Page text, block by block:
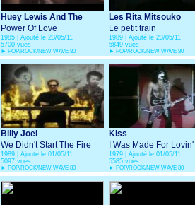
Huey Lewis And The
News
Power Of Love
1985 | Ajouté le 23/05/11
5700 vues
► POP/ROCK/NEW WAVE 80
Les Rita Mitsouko
Le petit train
1989 | Ajouté le 23/05/11
5849 vues
► POP/ROCK/NEW WAVE 80
Billy Joel
We Didn't Start The Fire
1989 | Ajouté le 01/05/11
5097 vues
► POP/ROCK/NEW WAVE 80
Kiss
I Was Made For Lovin'
You
1979 | Ajouté le 01/05/11
5585 vues
► POP/ROCK/NEW WAVE 80